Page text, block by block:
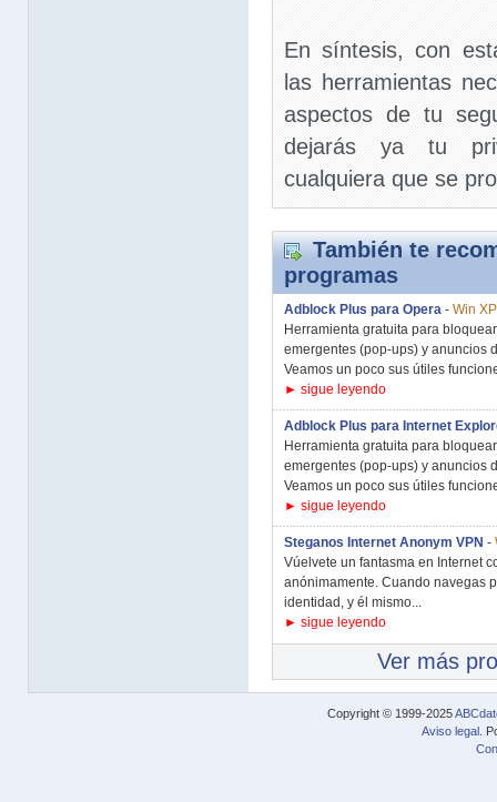
En síntesis, con
las herramientas
aspectos de tu
dejarás ya tu
cualquiera que se
También te
programas
Adblock Plus para Opera - Win
Herramienta gratuita para
emergentes (pop-ups) y anuncios
Veamos un poco sus útiles
► sigue leyendo
Adblock Plus para Internet
Herramienta gratuita para
emergentes (pop-ups) y anuncios
Veamos un poco sus útiles
► sigue leyendo
Steganos Internet Anonym VPN -
Vúelvete un fantasma en Internet
anónimamente. Cuando navegas
identidad, y él mismo...
► sigue leyendo
Ver más
Copyright © 1999-2025
Aviso legal .